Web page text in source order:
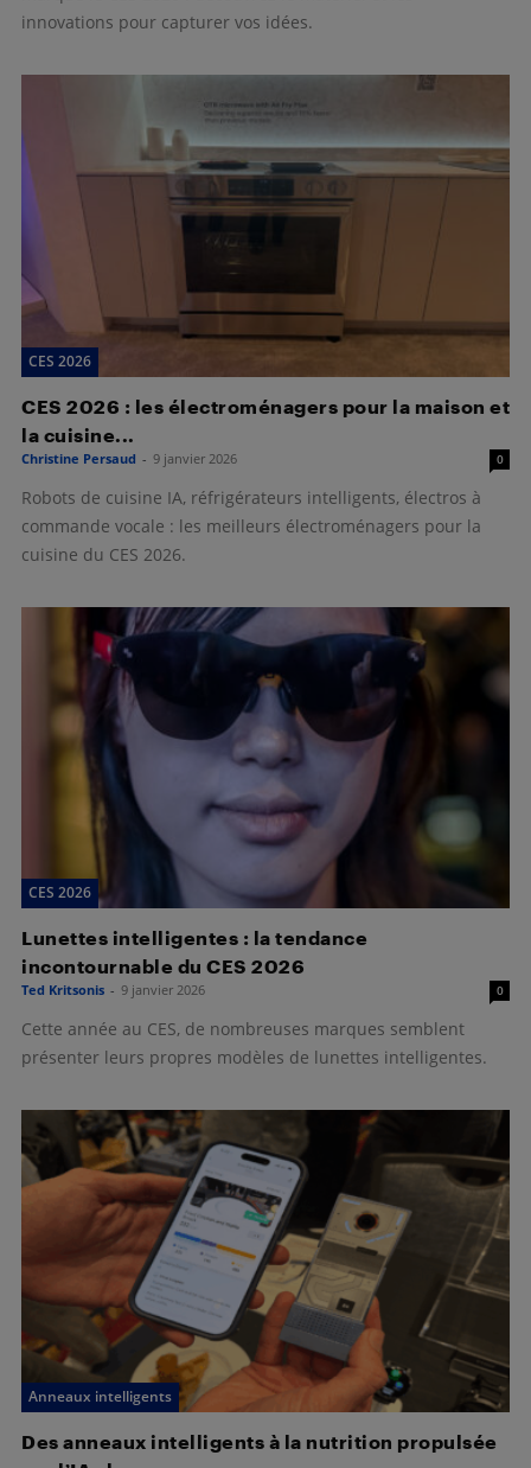
innovations pour capturer vos idées.
CES 2026
CES 2026 : les électroménagers pour la maison et
la cuisine...
Christine Persaud - 9 janvier 2026 0
Robots de cuisine IA, réfrigérateurs intelligents, électros à
commande vocale : les meilleurs électroménagers pour la
cuisine du CES 2026.
CES 2026
Lunettes intelligentes : la tendance
incontournable du CES 2026
Ted Kritsonis - 9 janvier 2026 0
Cette année au CES, de nombreuses marques semblent
présenter leurs propres modèles de lunettes intelligentes.
Anneaux intelligents
Des anneaux intelligents à la nutrition propulsée